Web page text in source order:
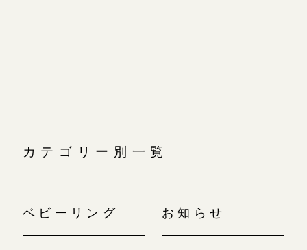
カテゴリー別一覧
ベビーリング お知らせ